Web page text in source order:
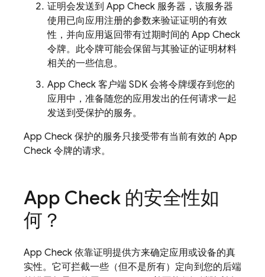
证明会发送到 App Check 服务器，该服务器
使用已向应用注册的参数来验证证明的有效
性，并向应用返回带有过期时间的 App Check
令牌。此令牌可能会保留与其验证的证明材料
相关的一些信息。
App Check 客户端 SDK 会将令牌缓存到您的
应用中，准备随您的应用发出的任何请求一起
发送到受保护的服务。
App Check 保护的服务只接受带有当前有效的 App
Check 令牌的请求。
App Check 的安全性如
何？
App Check 依靠证明提供方来确定应用或设备的真
实性。它可拦截一些（但不是所有）定向到您的后端